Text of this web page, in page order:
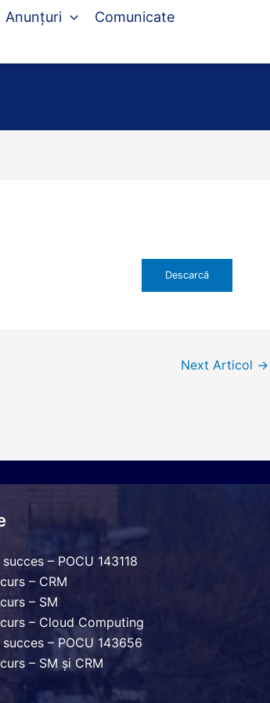
Anunțuri
Comunicate
Descarcă
Next Articol →
– POCU 143118
– CRM
– SM
– Cloud Computing
– POCU 143656
– SM și CRM